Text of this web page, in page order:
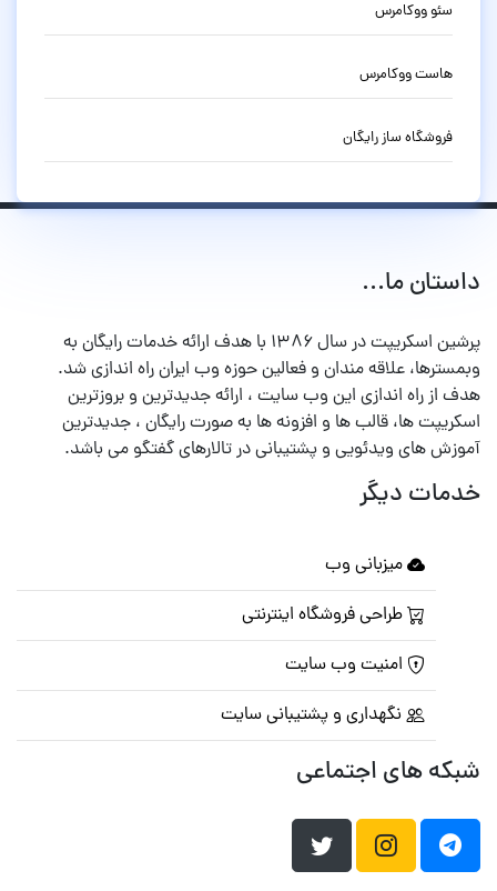
سئو ووکامرس
هاست ووکامرس
فروشگاه ساز رایگان
داستان ما...
پرشین اسکریپت در سال ۱۳۸۶ با هدف ارائه خدمات رایگان به
وبمسترها، علاقه مندان و فعالین حوزه وب ایران راه اندازی شد.
هدف از راه اندازی این وب سایت ، ارائه جدیدترین و بروزترین
اسکریپت ها، قالب ها و افزونه ها به صورت رایگان ، جدیدترین
آموزش های ویدئویی و پشتیبانی در تالارهای گفتگو می باشد.
خدمات دیگر
میزبانی وب
طراحی فروشگاه اینترنتی
امنیت وب سایت
نگهداری و پشتیبانی سایت
شبکه های اجتماعی